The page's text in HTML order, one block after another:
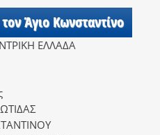
Άγιο Κωνσταντίνο
ΕΛΛΑΔΑ